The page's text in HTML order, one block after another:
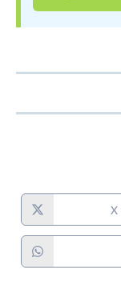
Notas:
Staff:
X